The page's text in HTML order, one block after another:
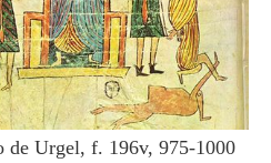
de Urgel, f. 196v, 975-1000